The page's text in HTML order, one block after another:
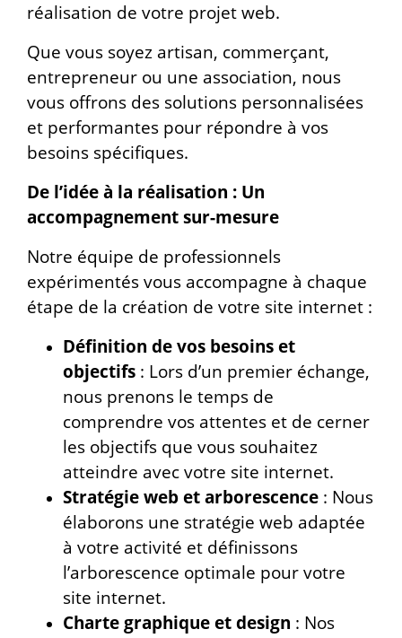
réalisation de votre projet web.
Que vous soyez artisan, commerçant,
entrepreneur ou une association, nous
vous offrons des solutions personnalisées
et performantes pour répondre à vos
besoins spécifiques.
De l’idée à la réalisation : Un
accompagnement sur-mesure
Notre équipe de professionnels
expérimentés vous accompagne à chaque
étape de la création de votre site internet :
Définition de vos besoins et
objectifs : Lors d’un premier échange,
nous prenons le temps de
comprendre vos attentes et de cerner
les objectifs que vous souhaitez
atteindre avec votre site internet.
Stratégie web et arborescence : Nous
élaborons une stratégie web adaptée
à votre activité et définissons
l’arborescence optimale pour votre
site internet.
Charte graphique et design : Nos